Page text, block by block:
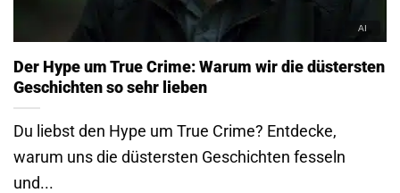
Der Hype um True Crime: Warum wir die düstersten
Geschichten so sehr lieben
Du liebst den Hype um True Crime? Entdecke,
warum uns die düstersten Geschichten fesseln
und...